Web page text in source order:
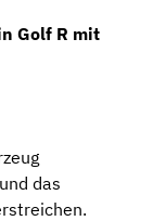
Golf R mit
und das